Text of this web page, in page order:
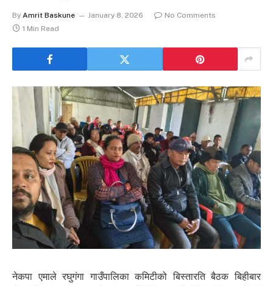
By Amrit Baskune January 8, 2026
No Comments
1 Min Read
नेकपा एमाले रघुगंगा गाउँपालिका कमिटीको बिस्तारति बैठक बिहीबार